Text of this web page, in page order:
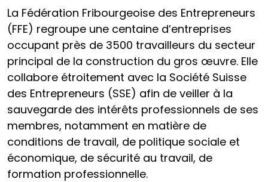
La Fédération Fribourgeoise des Entrepreneurs
(FFE) regroupe une centaine d’entreprises
occupant près de 3500 travailleurs du secteur
principal de la construction du gros œuvre. Elle
collabore étroitement avec la Société Suisse
des Entrepreneurs (SSE) afin de veiller à la
sauvegarde des intérêts professionnels de ses
membres, notamment en matière de
conditions de travail, de politique sociale et
économique, de sécurité au travail, de
formation professionnelle.